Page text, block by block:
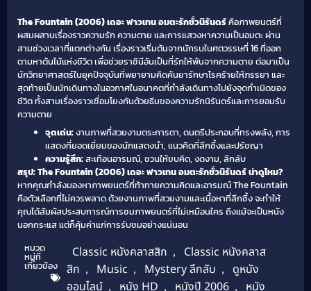
The Fountain (2006) เดอะ ฟาวเทน อมตะรักชั่วนิรันดร์คือภาพยนตร์ที่
ผสมผสานเรื่องราวความรัก ความตาย และการแสวงหาความเป็นอมตะ ผ่าน
สามช่วงเวลาที่แตกต่างกัน เรื่องราวเริ่มต้นจากนักรบในศตวรรษที่ 16 ที่ออก
ตามหาต้นไม้แห่งชีวิต เพื่อช่วยราชินีอันเป็นที่รักให้พ้นจากความตาย ต่อมาเป็น
นักวิทยาศาสตร์ในยุคปัจจุบันที่พยายามคิดค้นยารักษาโรคร้ายให้ภรรยา และ
สุดท้ายเป็นนักเดินทางในอวกาศในอนาคตที่กำลังเดินทางไปยังจุดกำเนิดของ
ชีวิต ทั้งสามเรื่องราวเชื่อมโยงกันด้วยธีมของความรักนิรันดร์และการยอมรับ
ความตาย
จุดเด่น:งานภาพที่สวยงามตระการตา, ดนตรีประกอบที่ทรงพลัง, การ
แสดงที่ยอดเยี่ยมของนักแสดงนำ, แนวคิดที่ลึกซึ้งและปรัชญา
ความรู้สึก:สะเทือนอารมณ์, ชวนให้ขบคิด, งดงาม, ลึกลับ
สรุป: The Fountain (2006) เดอะ ฟาวเทน อมตะรักชั่วนิรันดร์ น่าดูไหม?
หากคุณกำลังมองหาภาพยนตร์ที่ท้าทายความคิดและอารมณ์ The Fountain
คือตัวเลือกที่ไม่ควรพลาด ด้วยงานภาพที่สวยงามและเนื้อหาที่ลึกซึ้ง จะทำให้
คุณได้สัมผัสประสบการณ์การชมภาพยนตร์ที่ไม่เหมือนใคร ถึงแม้จะเป็นหนัง
นอกกระแส แต่ก็คุ้มค่าแก่การรับชมอย่างแน่นอน
หมวด
หมู่ที่
เกี่ยวข้อง
Classic หนังคลาสสิก ,
Classic หนังคลาส
สิก , Music , Mystery ลึกลับ ,
ดูหนัง
ออนไลน์ , หนัง HD , หนังปี 2006 ,
หนัง